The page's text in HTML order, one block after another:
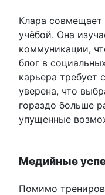
Клара совмещает
учёбой. Она
коммуникации,
блог в
карьера требует
уверена, что
гораздо больше
упущенные
Медийные
Помимо